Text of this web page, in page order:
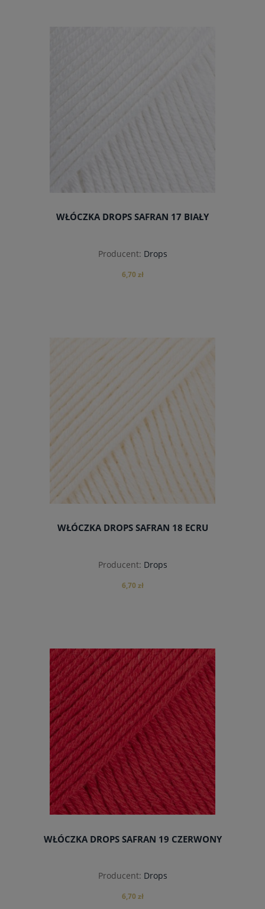
WŁÓCZKA DROPS SAFRAN 17 BIAŁY
Producent: Drops
6,70 zł
WŁÓCZKA DROPS SAFRAN 18 ECRU
Producent: Drops
6,70 zł
do koszyka
WŁÓCZKA DROPS SAFRAN 19 CZERWONY
Producent: Drops
6,70 zł